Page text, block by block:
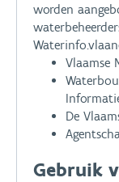
worden
Vlaamse
De
Gebruik